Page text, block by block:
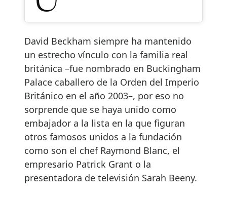
David Beckham siempre ha mantenido
un estrecho vínculo con la familia real
británica –fue nombrado en Buckingham
Palace caballero de la Orden del Imperio
Británico en el año 2003–, por eso no
sorprende que se haya unido como
embajador a la lista en la que figuran
otros famosos unidos a la fundación
como son el chef Raymond Blanc, el
empresario Patrick Grant o la
presentadora de televisión Sarah Beeny.